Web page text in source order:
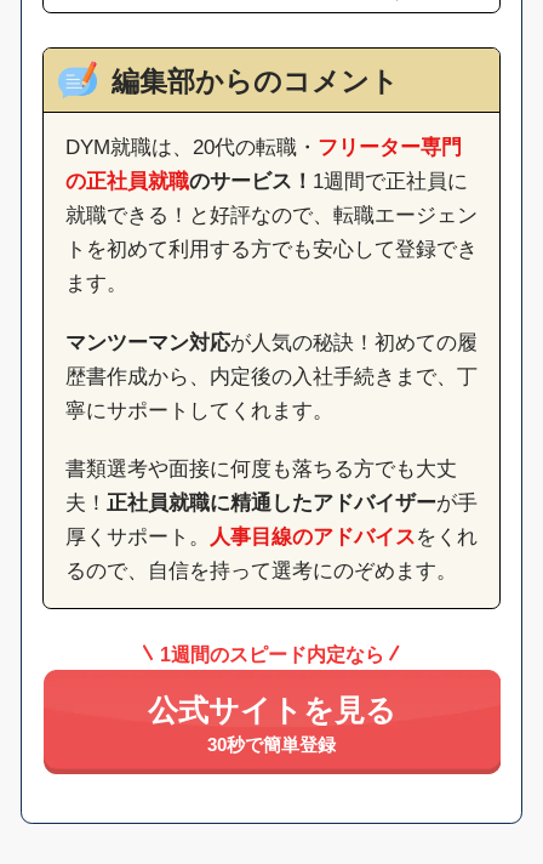
編集部からのコメント
DYM就職は、20代の転職・ フリーター専門
の正社員就職のサービス！ 1週間で正社員に
就職できる！と好評なので、転職エージェン
トを初めて利用する方でも安心して登録でき
ます。
マンツーマン対応が人気の秘訣！初めての履
歴書作成から、内定後の入社手続きまで、丁
寧にサポートしてくれます。
書類選考や面接に何度も落ちる方でも大丈
夫！ 正社員就職に精通したアドバイザーが手
厚くサポート。
人事目線のアドバイスをくれ
るので、自信を持って選考にのぞめます。
1週間のスピード内定なら
公式サイトを見る
30秒で簡単登録